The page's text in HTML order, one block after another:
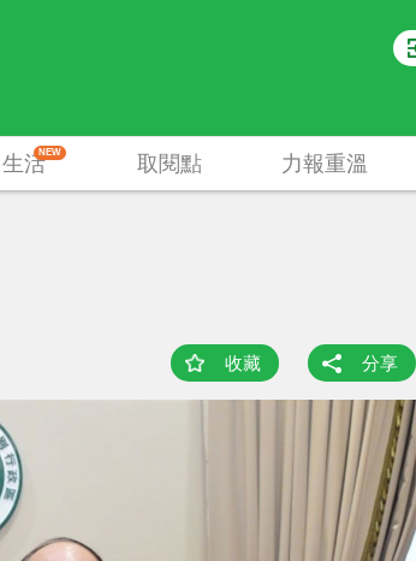
生活NEW 取閱點 力報重溫
收藏 分享